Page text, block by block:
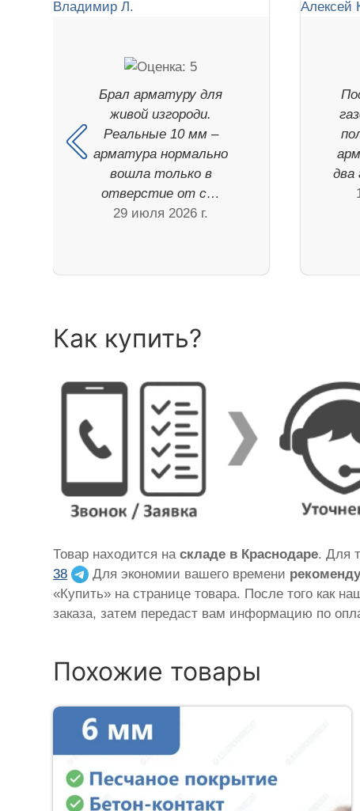
Брал арматуру для
живой изгороди.
Реальные 10 мм –
арматура нормально
вошла только в
отверстие от с…
29 июля 2026 г.
два
Как купить?
Товар находится наскладе в Краснодаре. Для
38
Для экономии вашего времени
«Купить» на странице товара. После того как
заказа, затем передаст вам информацию по
Похожие товары